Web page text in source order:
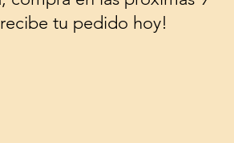
tu pedido hoy!